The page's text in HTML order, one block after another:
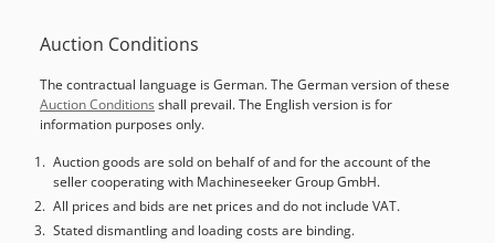
Auction Conditions
The contractual language is German. The German version of these
Auction Conditions shall prevail. The English version is for
information purposes only.
Auction goods are sold on behalf of and for the account of the
seller cooperating with Machineseeker Group GmbH.
All prices and bids are net prices and do not include VAT.
Stated dismantling and loading costs are binding.